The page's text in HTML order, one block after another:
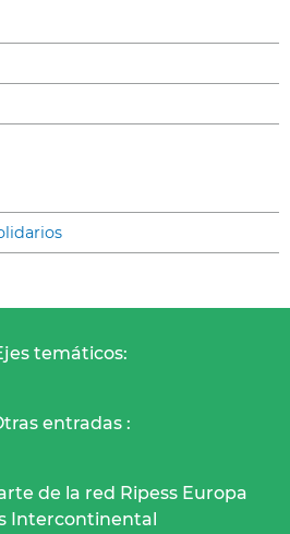
temáticos:
entradas :
de la red Ripess Europa
Intercontinental